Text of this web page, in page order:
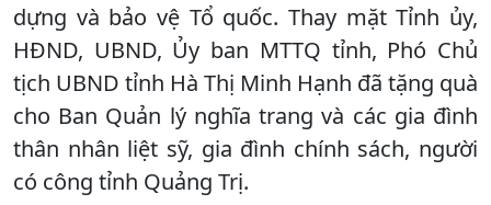
dựng và bảo vệ Tổ quốc. Thay mặt Tỉnh ủy,
HĐND, UBND, Ủy ban MTTQ tỉnh, Phó Chủ
tịch UBND tỉnh Hà Thị Minh Hạnh đã tặng quà
cho Ban Quản lý nghĩa trang và các gia đình
thân nhân liệt sỹ, gia đình chính sách, người
có công tỉnh Quảng Trị.